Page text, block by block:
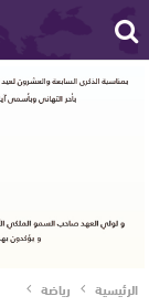
الرئيسية رياضة